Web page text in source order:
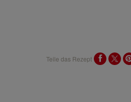
Teile das Rezept